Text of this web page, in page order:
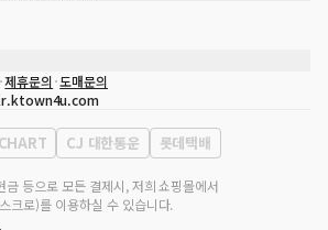
71116
서울강남-02223
9855
제휴문의 도매문의
CJ 대한통운 롯데택배
등으로 모든 결제시, 저희 쇼핑몰에서
크로)를 이용하실 수 있습니다.